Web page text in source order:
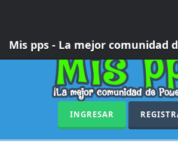
Mis pps - La mejor comunidad
INGRESAR